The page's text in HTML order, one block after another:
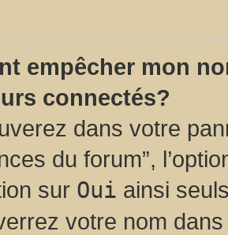
empêcher mon
connectés?
dans votre
du forum”,
sur Oui ainsi
votre nom